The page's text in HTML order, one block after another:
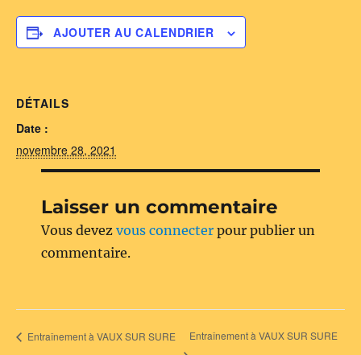
AJOUTER AU CALENDRIER
DÉTAILS
Date :
novembre 28, 2021
Laisser un commentaire
Vous devezvous connecter pour publier un
commentaire.
Entraînement à VAUX SUR SURE Entraînement à VAUX SUR SURE